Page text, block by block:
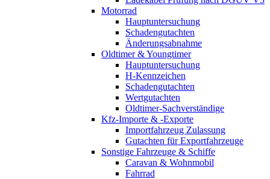
Motorrad
Hauptuntersuchung
Schadengutachten
Änderungsabnahme
Oldtimer & Youngtimer
Hauptuntersuchung
H-Kennzeichen
Schadengutachten
Wertgutachten
Oldtimer-Sachverständige
Kfz-Importe & -Exporte
Importfahrzeug Zulassung
Gutachten für Exportfahrzeuge
Sonstige Fahrzeuge & Schiffe
Caravan & Wohnmobil
Fahrrad